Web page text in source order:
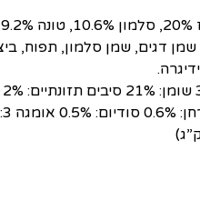
דגים, שמן סלמון, תפוח,